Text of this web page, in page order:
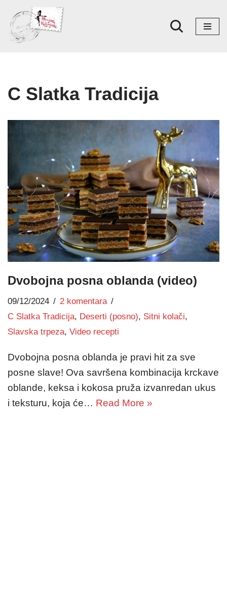
Skoči
na
C Slatka Tradicija
Dvobojna posna oblanda (video)
09/12/2024
2 komentara
C Slatka Tradicija, Deserti (posno), Sitni kolači,
Slavska trpeza, Video recepti
Dvobojna posna oblanda je pravi hit za sve
posne slave! Ova savršena kombinacija krckave
oblande, keksa i kokosa pruža izvanredan ukus
i teksturu, koja će… Read More »